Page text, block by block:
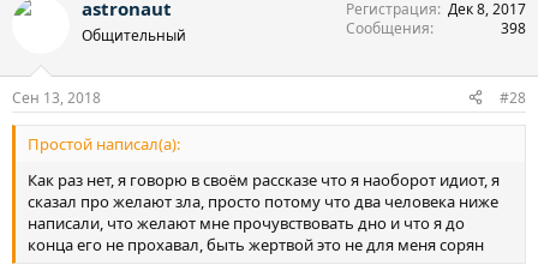
astronaut
Общительный
Регистрация Дек 8, 2017
Сообщения
398
Сен 13, 2018 #28
Простой написал(а):
Как раз нет, я говорю в своём рассказе что я наоборот идиот, я
сказал про желают зла, просто потому что два человека ниже
написали, что желают мне прочувствовать дно и что я до
конца его не прохавал, быть жертвой это не для меня сорян